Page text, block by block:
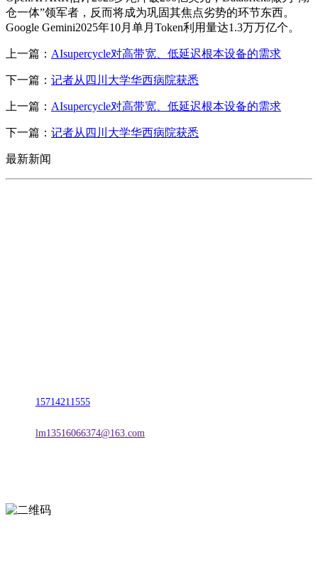
仓一体”领军者，反而将成为巩固其焦点劣势的环节东西。
Google Gemini2025年10月单月Token利用量达1.3万万亿个。
上一篇： AIsupercycle对高带宽、低延迟根本设备的需求
下一篇： 记者从四川大学华西病院获悉
上一篇： AIsupercycle对高带宽、低延迟根本设备的需求
下一篇： 记者从四川大学华西病院获悉
最新新闻
15714211555
lm13516066374@163.com